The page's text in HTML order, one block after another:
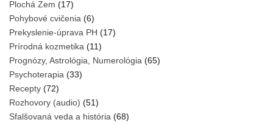
Plochá Zem (17)
Pohybové cvičenia (6)
Prekyslenie-úprava PH (17)
Prírodná kozmetika (11)
Prognózy, Astrológia, Numerológia (65)
Psychoterapia (33)
Recepty (72)
Rozhovory (audio) (51)
Sfalšovaná veda a história (68)